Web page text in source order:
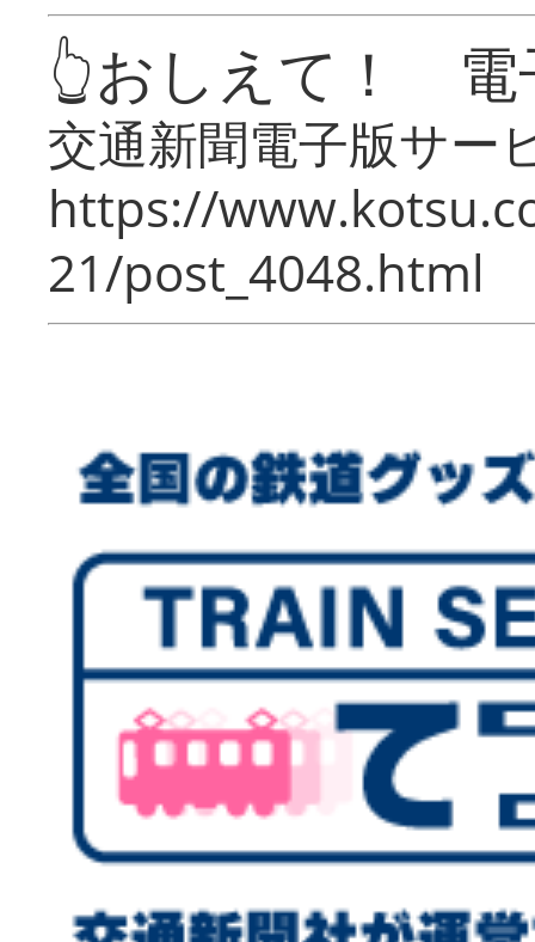
👆おしえて！ 電
交通新聞電子版サー
https://
21/post_4048.html